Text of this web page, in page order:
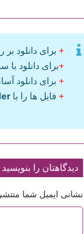
+ برای دانلود
+برای دانلود با
+ برای دانلود
+ فایل ها را با
دیدگاهتان را بنویسید
نشانی ایمیل شما